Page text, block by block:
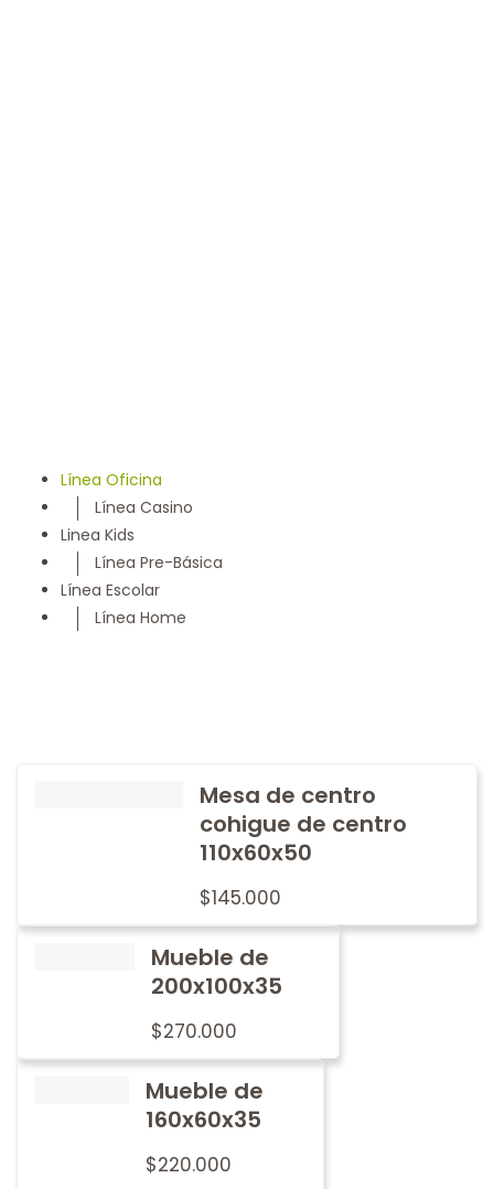
Línea Oficina
Línea Casino
Linea Kids
Línea Pre-Básica
Línea Escolar
Línea Home
Mesa de centro
cohigue de centro
110x60x50
$145.000
Mueble de
200x100x35
$270.000
Mueble de
160x60x35
$220.000